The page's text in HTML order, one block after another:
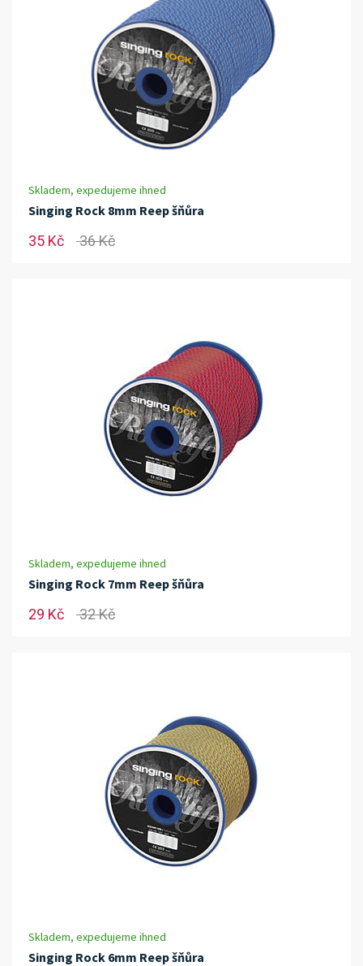
Skladem, expedujeme ihned
Singing Rock 8mm Reep šňůra
35 Kč 36 Kč
Skladem, expedujeme ihned
Singing Rock 7mm Reep šňůra
29 Kč 32 Kč
Skladem, expedujeme ihned
Singing Rock 6mm Reep šňůra